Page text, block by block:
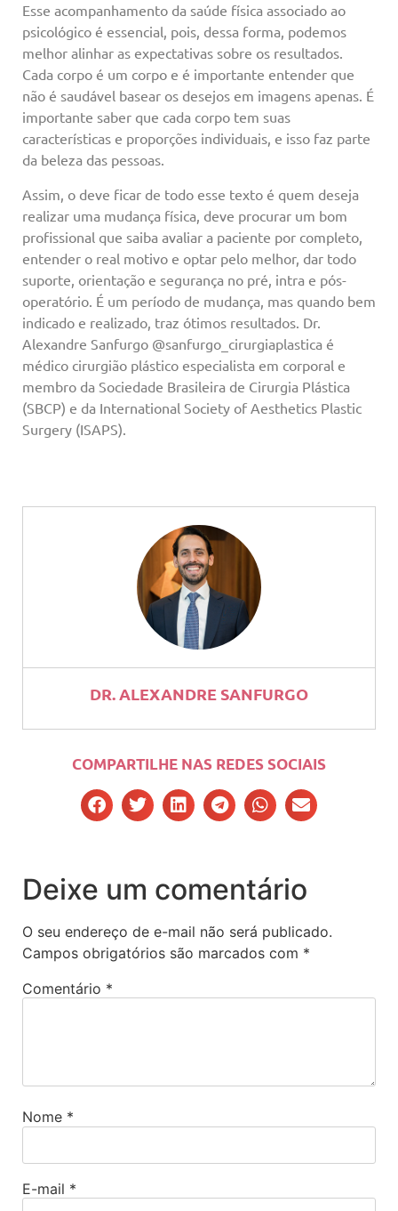
Esse acompanhamento da saúde física associado ao
psicológico é essencial, pois, dessa forma, podemos
melhor alinhar as expectativas sobre os resultados.
Cada corpo é um corpo e é importante entender que
não é saudável basear os desejos em imagens apenas. É
importante saber que cada corpo tem suas
características e proporções individuais, e isso faz parte
da beleza das pessoas.
Assim, o deve ficar de todo esse texto é quem deseja
realizar uma mudança física, deve procurar um bom
profissional que saiba avaliar a paciente por completo,
entender o real motivo e optar pelo melhor, dar todo
suporte, orientação e segurança no pré, intra e pós-
operatório. É um período de mudança, mas quando bem
indicado e realizado, traz ótimos resultados. Dr.
Alexandre Sanfurgo @sanfurgo_cirurgiaplastica é
médico cirurgião plástico especialista em corporal e
membro da Sociedade Brasileira de Cirurgia Plástica
(SBCP) e da International Society of Aesthetics Plastic
Surgery (ISAPS).
DR. ALEXANDRE SANFURGO
COMPARTILHE NAS REDES SOCIAIS
Deixe um comentário
O seu endereço de e-mail não será publicado.
Campos obrigatórios são marcados com *
Comentário *
Nome *
E-mail *